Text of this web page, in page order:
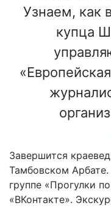
Узнаем, как
купца
Завершится
Тамбовском
группе «Прогулки
«ВКонтакте».